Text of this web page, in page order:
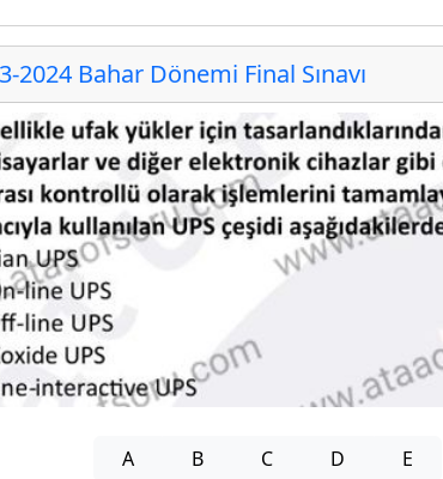
2024 Bahar Dönemi Final Sınavı
A B C D E